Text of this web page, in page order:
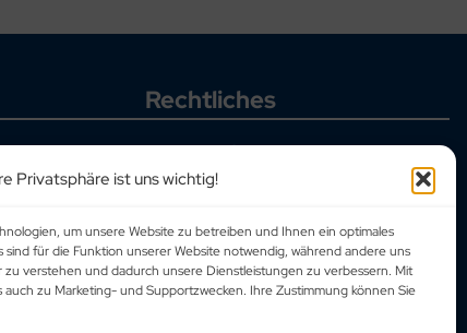
Privatsphäre ist uns wichtig!
um unsere Website zu betreiben und Ihnen ein optimales
für die Funktion unserer Website notwendig, während andere uns
verstehen und dadurch unsere Dienstleistungen zu verbessern. Mit
auch zu Marketing- und Supportzwecken. Ihre Zustimmung können Sie
Rechtliches
Allgemeine Geschäftsbedingungen
Datenschutzbestimmungen
Corporate Social Responsibility